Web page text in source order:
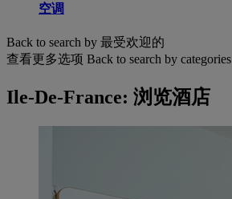
空调
Back to search by 最受欢迎的
查看更多选项 Back to search by categories
Ile-De-France: 浏览酒店